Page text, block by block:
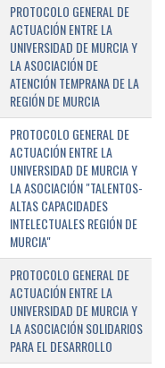
PROTOCOLO GENERAL DE
ACTUACIÓN ENTRE LA
UNIVERSIDAD DE MURCIA Y
LA ASOCIACIÓN DE
ATENCIÓN TEMPRANA DE LA
REGIÓN DE MURCIA
PROTOCOLO GENERAL DE
ACTUACIÓN ENTRE LA
UNIVERSIDAD DE MURCIA Y
LA ASOCIACIÓN "TALENTOS-
ALTAS CAPACIDADES
INTELECTUALES REGIÓN DE
MURCIA"
PROTOCOLO GENERAL DE
ACTUACIÓN ENTRE LA
UNIVERSIDAD DE MURCIA Y
LA ASOCIACIÓN SOLIDARIOS
PARA EL DESARROLLO